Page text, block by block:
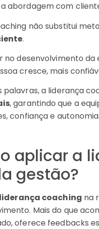
abordagem com
não substitui
.
no desenvolvimento
cresce, mais
palavras, a liderança
, garantindo que a
confiança e autonomia.
aplicar a
gestão?
liderança coaching na
Mais do que
oferece feedbacks